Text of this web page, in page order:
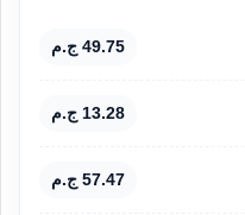
49.75 ج.م
13.28 ج.م
57.47 ج.م